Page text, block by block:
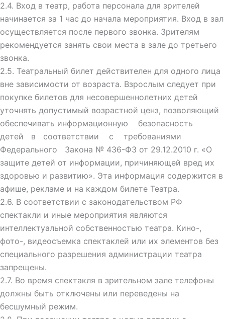
2.4. Вход в театр, работа персонала для зрителей
начинается за 1 час до начала мероприятия. Вход в зал
осуществляется после первого звонка. Зрителям
рекомендуется занять свои места в зале до третьего
звонка.
2.5. Театральный билет действителен для одного лица
вне зависимости от возраста. Взрослым следует при
покупке билетов для несовершеннолетних детей
уточнять допустимый возрастной ценз, позволяющий
обеспечивать информационную безопасность
детей в соответствии с требованиями
Федерального Закона № 436-ФЗ от 29.12.2010 г. «О
защите детей от информации, причиняющей вред их
здоровью и развитию». Эта информация содержится в
афише, рекламе и на каждом билете Театра.
2.6. В соответствии с законодательством РФ
спектакли и иные мероприятия являются
интеллектуальной собственностью театра. Кино-,
фото-, видеосъемка спектаклей или их элементов без
специального разрешения администрации театра
запрещены.
2.7. Во время спектакля в зрительном зале телефоны
должны быть отключены или переведены на
бесшумный режим.